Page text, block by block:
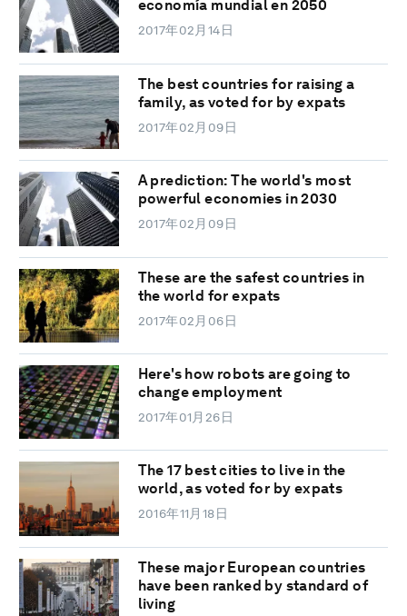
economía mundial en 2050
2017年02月14日
The best countries for raising a
family, as voted for by expats
2017年02月09日
A prediction: The world's most
powerful economies in 2030
2017年02月09日
These are the safest countries in
the world for expats
2017年02月06日
Here's how robots are going to
change employment
2017年01月26日
The 17 best cities to live in the
world, as voted for by expats
2016年11月18日
These major European countries
have been ranked by standard of
living